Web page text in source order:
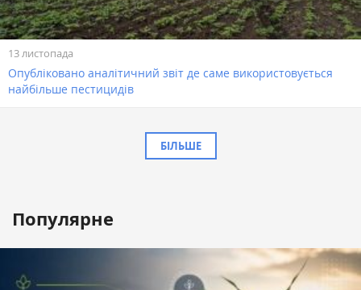
13 листопада
Опубліковано аналітичний звіт де саме використовується
найбільше пестицидів
БІЛЬШЕ
Популярне